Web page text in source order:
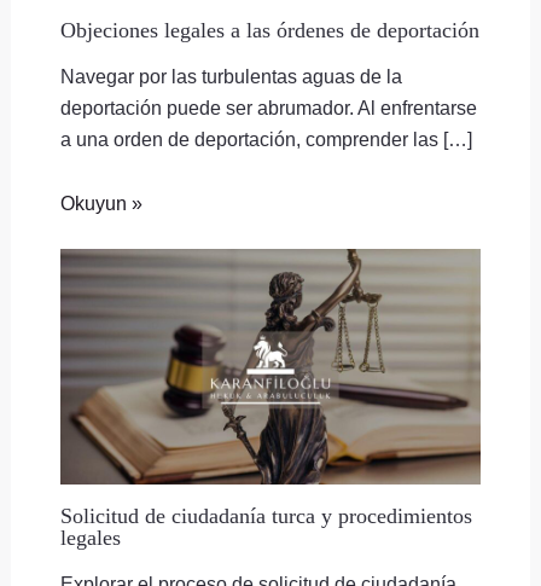
Objeciones legales a las órdenes de deportación
Navegar por las turbulentas aguas de la
deportación puede ser abrumador. Al enfrentarse
a una orden de deportación, comprender las […]
Okuyun »
Solicitud de ciudadanía turca y procedimientos
legales